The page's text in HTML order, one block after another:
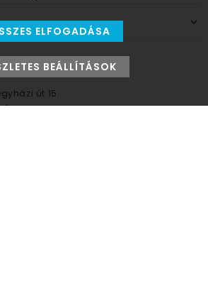
út 15.
ELFOGADÁSA
BEÁLLÍTÁSOK